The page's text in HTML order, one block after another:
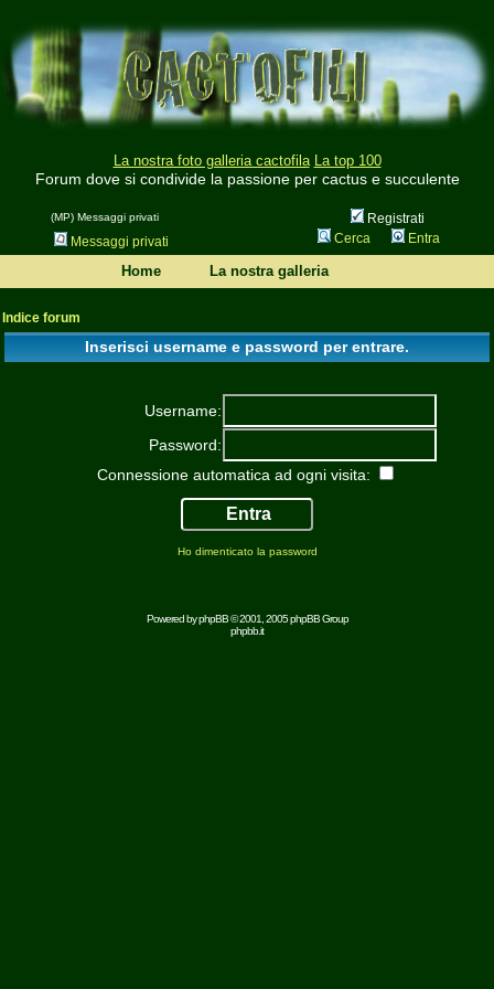
La nostra foto galleria cactofila La top 100
Forum dove si condivide la passione per cactus e succulente
(MP) Messaggi privati
Registrati
Messaggi privati
Cerca Entra
Home La nostra galleria
Indice forum
Inserisci username e password per entrare.
Username:
Password:
Connessione automatica ad ogni visita:
Ho dimenticato la password
Powered byphpBB© 2001, 2005 phpBB Group
phpbb.it